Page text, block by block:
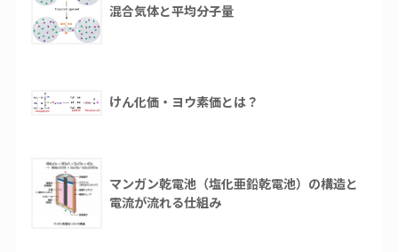
混合気体と平均分子量
けん化価・ヨウ素価とは？
マンガン乾電池（塩化亜鉛乾電池）の構造と
電流が流れる仕組み